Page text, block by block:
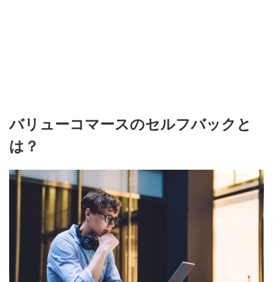
バリューコマースのセルフバックと
は？